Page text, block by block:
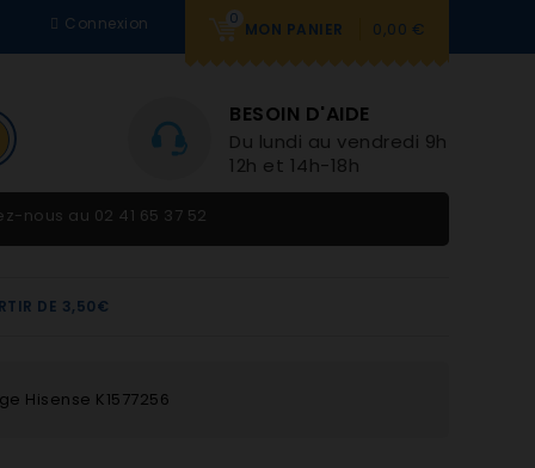
0
MON PANIER 0,00 €
Connexion
BESOIN D'AIDE
Du lundi au vendredi 9h-
12h et 14h-18h
nous au 02 41 65 37 52
DE 3,50€
Hisense K1577256